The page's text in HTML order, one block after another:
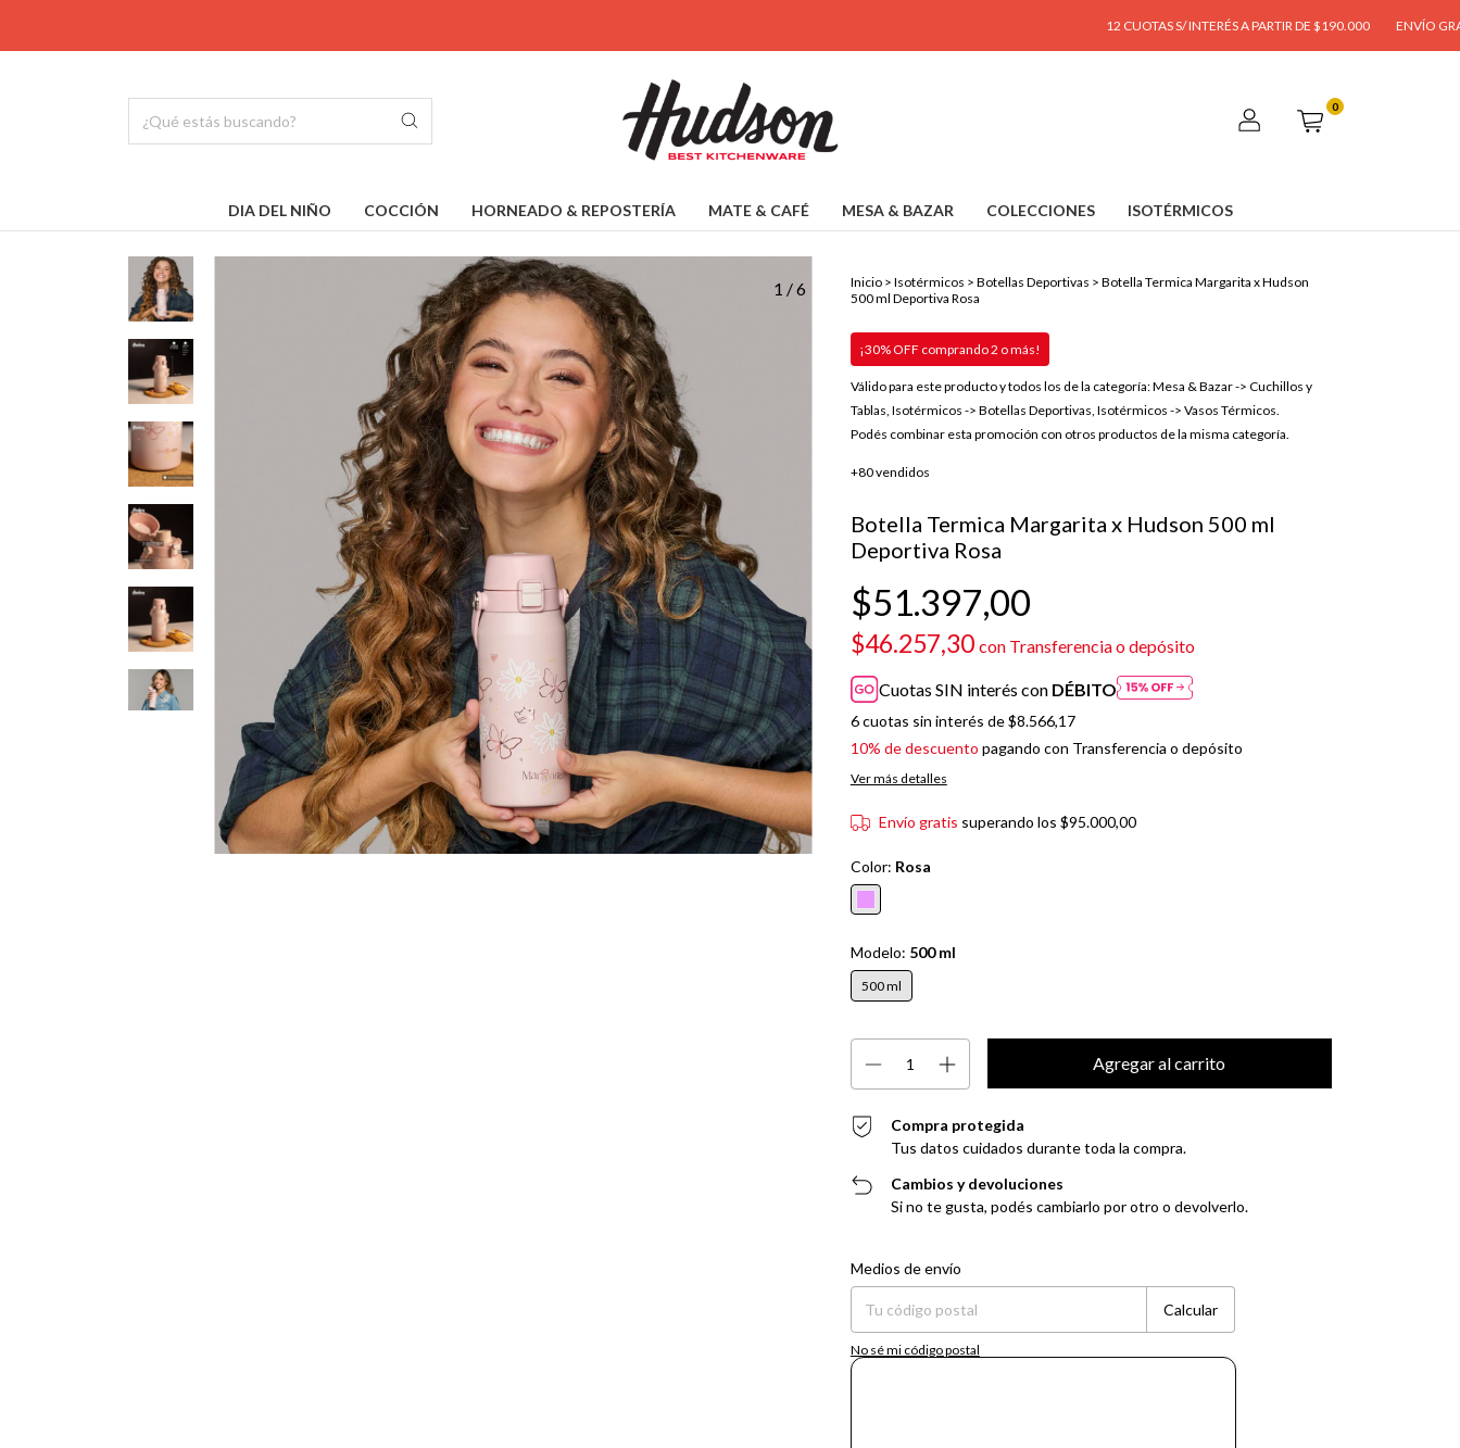
12 CUOTAS S/ INTERÉS A PARTIR DE $190.000 ENVÍO GRATIS A
0
DIA DEL NIÑO COCCIÓN HORNEADO & REPOSTERÍA MATE & CAFÉ MESA & BAZAR COLECCIONES ISOTÉRMICOS
1 /6 Inicio > Isotérmicos > Botellas Deportivas > Botella Termica Margarita x Hudson
500 ml Deportiva Rosa
¡30% OFF comprando 2 o más!
Válido para este producto y todos los de la categoría: Mesa & Bazar -> Cuchillos y
Tablas, Isotérmicos -> Botellas Deportivas, Isotérmicos -> Vasos Térmicos.
Podés combinar esta promoción con otros productos de la misma categoría.
+80 vendidos
Botella Termica Margarita x Hudson 500 ml
Deportiva Rosa
$51.397,00
$46.257,30 con Transferencia o depósito
Cuotas SIN interés con DÉBITO
6cuotas sin interés de$8.566,17
10% de descuento pagando con Transferencia o depósito
Ver más detalles
Envío gratis superando los$95.000,00
Color: Rosa
Modelo: 500 ml
500 ml
Compra protegida
Tus datos cuidados durante toda la compra.
Cambios y devoluciones
Si no te gusta, podés cambiarlo por otro o devolverlo.
Entregas para el CP:
Medios de envío
Calcular
No sé mi código postal